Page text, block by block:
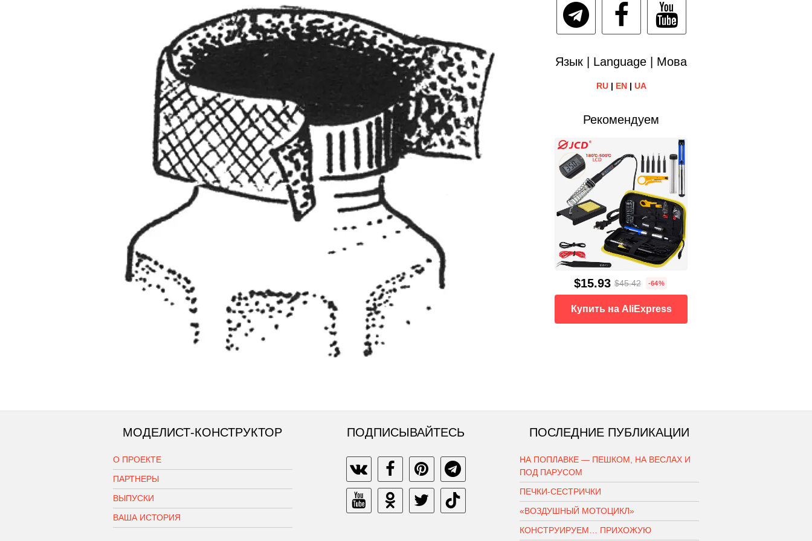
Язык | Language | Мова
RU| EN| UA
Рекомендуем
$15.93 $45.42 -64%
Купить на AliExpress
МОДЕЛИСТ-КОНСТРУКТОР
О ПРОЕКТЕ
ПАРТНЕРЫ
ВЫПУСКИ
ВАША ИСТОРИЯ
ПОДПИСЫВАЙТЕСЬ ПОСЛЕДНИЕ ПУБЛИКАЦИИ
НА ПОПЛАВКЕ — ПЕШКОМ, НА ВЕСЛАХ И
ПОД ПАРУСОМ
ПЕЧКИ-СЕСТРИЧКИ
«ВОЗДУШНЫЙ МОТОЦИКЛ»
КОНСТРУИРУЕМ… ПРИХОЖУЮ